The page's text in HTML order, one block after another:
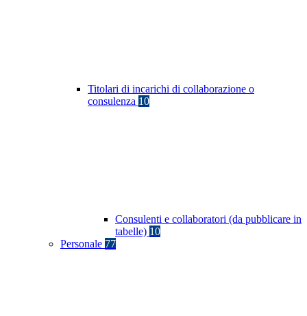
Titolari di incarichi di collaborazione o
consulenza 10
Consulenti e collaboratori (da pubblicare in
tabelle) 10
Personale 77